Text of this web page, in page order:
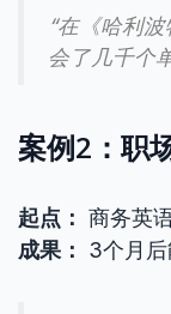
“在《哈利
会了几千个
案例2：职
起点： 商务英
成果：
3个月